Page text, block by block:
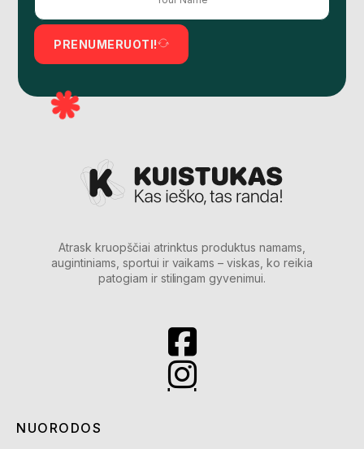
PRENUMERUOTI!
Atrask kruopščiai atrinktus produktus namams,
augintiniams, sportui ir vaikams – viskas, ko reikia
patogiam ir stilingam gyvenimui.
NUORODOS